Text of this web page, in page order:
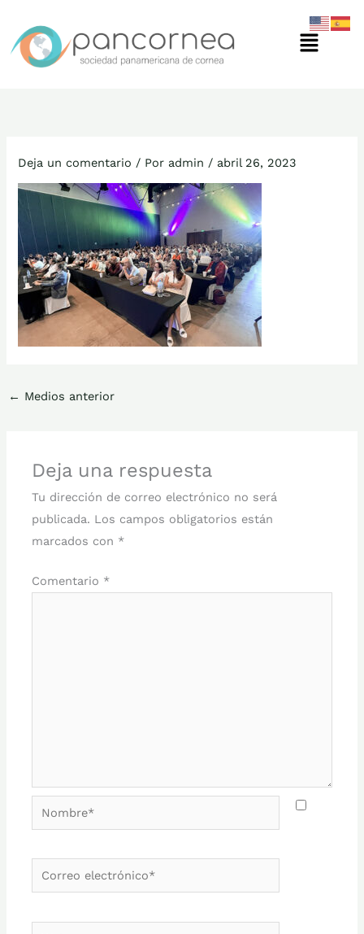
contenido
Menú
Deja un comentario / Por admin / abril 26, 2023
← Medios anterior
Deja una respuesta
Tu dirección de correo electrónico no será
publicada. Los campos obligatorios están
marcados con *
Comentario *
Nombre*
Correo
electrónico*